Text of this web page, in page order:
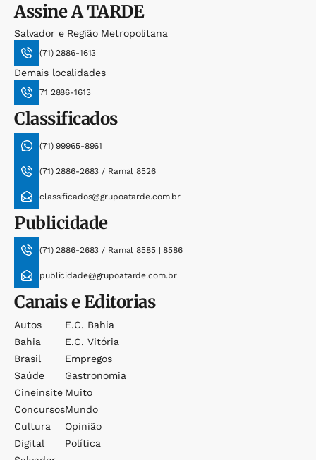
AssineA TARDE
Salvador e Região Metropolitana
(71) 2886-1613
Demais localidades
71 2886-1613
Classificados
(71) 99965-8961
(71) 2886-2683 / Ramal 8526
classificados@grupoatarde.com.br
Publicidade
(71) 2886-2683 / Ramal 8585 | 8586
publicidade@grupoatarde.com.br
Canais e Editorias
Autos
Bahia
Brasil
Saúde
Cineinsite
Concursos
Cultura
Digital
E.c. Bahia
E.c. Vitória
Empregos
Gastronomia
Muito
Mundo
Opinião
Política